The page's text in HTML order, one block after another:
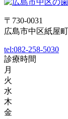
〒730-0031
広島市中区紙屋
tel:082-258-5030
診療時間
月
火
水
木
金